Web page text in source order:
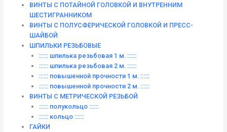
ВИНТЫ С ПОТАЙНОЙ ГОЛОВКОЙ И ВНУТРЕННИМ
ШЕСТИГРАННИКОМ
ВИНТЫ С ПОЛУСФЕРИЧЕСКОЙ ГОЛОВКОЙ И ПРЕСС-
ШАЙБОЙ
ШПИЛЬКИ РЕЗЬБОВЫЕ
:::::: шпилька резьбовая 1 м. ::::::
:::::: шпилька резьбовая 2 м. ::::::
:::::: повышенной прочности 1 м. ::::::
:::::: повышенной прочности 2 м. ::::::
ВИНТЫ C МЕТРИЧЕСКОЙ РЕЗЬБОЙ
:::::: полукольцо ::::::
:::::: кольцо ::::::
ГАЙКИ